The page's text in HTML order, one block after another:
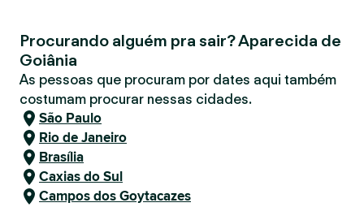
Procurando alguém pra sair? Aparecida de
Goiânia
As pessoas que procuram por dates aqui também
costumam procurar nessas cidades.
São Paulo
Rio de Janeiro
Brasília
Caxias do Sul
Campos dos Goytacazes